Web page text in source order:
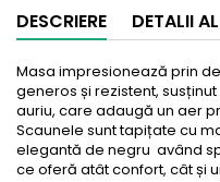
DESCRIERE DETALII
Masa impresionează prin
generos și rezistent,
auriu, care adaugă un aer
Scaunele sunt tapițate cu
elegantă de negru având
ce oferă atât confort, cât și